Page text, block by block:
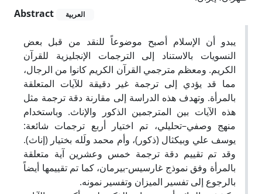
Abstract
العربیة
يبدو أن الإسلام أصبح موضوعاً للنقد من قبل بعض
النسويات بالاستناد إلى الترجمات الإنجليزية للقرآن
الكريم. ومعظم مترجمي القرآن الكريم كانوا من الرجال،
مما قد يؤدي إلى ترجمة غير دقيقة للآيات المتعلقة
بالمرأة. وتهدف هذه الدراسة إلى مقارنة دقة ترجمة مثل
هذه الآيات بين المترجمين الذكور والإناث. وباستخدام
منهج وصفي–تحليلي، تم اختيار أربع ترجمات شائعة:
يوسف علي وبيكثال (ذكور)، وأم محمد ولَله بختيار (إناث).
وقد تم تقييم دقة ترجمة خمس وعشرين آية متعلقة
بالمرأة وفق نموذج غارسيس-بيرمان، كما تم تقييمها أيضاً
بالرجوع إلى تفسير الميزان وتفسير نمونه.